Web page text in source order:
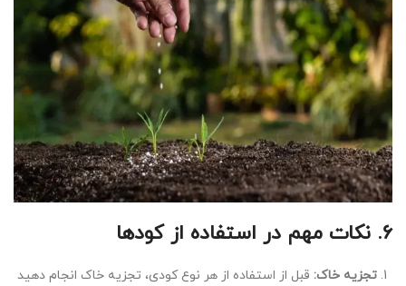
6. نکات مهم در استفاده از کودها
تجزیه خاک: قبل از استفاده از هر نوع کودی، تجزیه خاک انجام دهید